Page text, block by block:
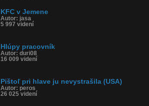
KFC v Jemene
Autor: jasa
5 997 videní
Hlúpy pracovník
Autor: duri08
16 009 videní
Pištoľ pri hlave ju nevystrašila (USA)
Autor: peros
26 025 videní